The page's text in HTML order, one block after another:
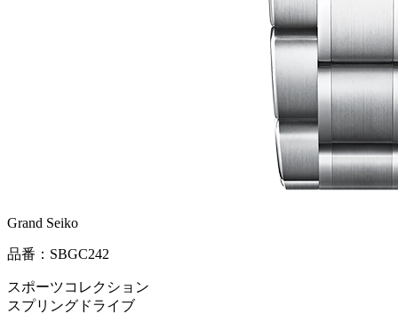
Grand Seiko
品番：SBGC242
スポーツコレクション
スプリングドライブ